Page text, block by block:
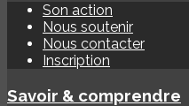
Son action
Nous soutenir
Nous contacter
Inscription
Savoir & comprendre